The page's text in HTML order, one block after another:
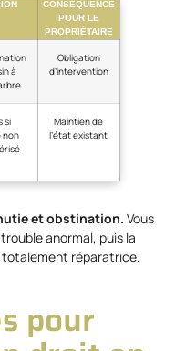
CONSÉQUENCE
POUR LE
PROPRIÉTAIRE
à
Obligation
d’intervention
si
non
Maintien de
l’état existant
et obstination. Vous
anormal, puis la
totalement réparatrice.
pour